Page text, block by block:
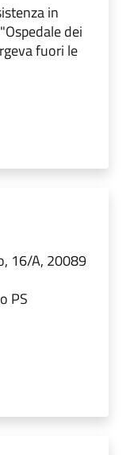
in
dei
fuori le
16/A, 20089
PS